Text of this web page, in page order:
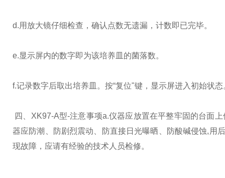
d.用放大镜仔细检查，确认点数无遗漏，计数即已完毕。
e.显示屏内的数字即为该培养皿的菌落数。
f.记录数字后取出培养皿。按“复位"键，显示屏进入初始状态
四、XK97-A型-注意事项a.仪器应放置在平整牢固的台面上
器应防潮、防剧烈震动、防直接日光曝晒、防酸碱侵蚀,用
现故障，应请有经验的技术人员检修。